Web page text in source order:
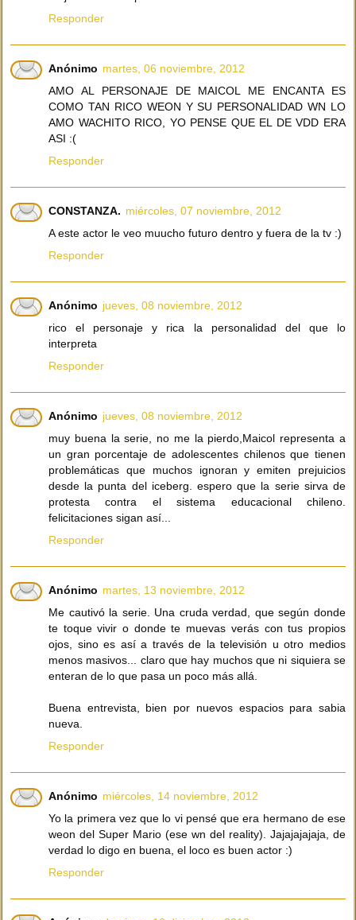
Responder
Anónimo martes, 06 noviembre, 2012
AMO AL PERSONAJE DE MAICOL ME ENCANTA ES
COMO TAN RICO WEON Y SU PERSONALIDAD WN LO
AMO WACHITO RICO, YO PENSE QUE EL DE VDD ERA
ASI :(
Responder
CONSTANZA. miércoles, 07 noviembre, 2012
A este actor le veo muucho futuro dentro y fuera de la tv :)
Responder
Anónimo jueves, 08 noviembre, 2012
rico el personaje y rica la personalidad del que lo
interpreta
Responder
Anónimo jueves, 08 noviembre, 2012
muy buena la serie, no me la pierdo,Maicol representa a
un gran porcentaje de adolescentes chilenos que tienen
problemáticas que muchos ignoran y emiten prejuicios
desde la punta del iceberg. espero que la serie sirva de
protesta contra el sistema educacional chileno.
felicitaciones sigan así...
Responder
Anónimo martes, 13 noviembre, 2012
Me cautivó la serie. Una cruda verdad, que según donde
te toque vivir o donde te muevas verás con tus propios
ojos, sino es así a través de la televisión u otro medios
menos masivos... claro que hay muchos que ni siquiera se
enteran de lo que pasa un poco más allá.
Buena entrevista, bien por nuevos espacios para sabia
nueva.
Responder
Anónimo miércoles, 14 noviembre, 2012
Yo la primera vez que lo vi pensé que era hermano de ese
weon del Super Mario (ese wn del reality). Jajajajajaja, de
verdad lo digo en buena, el loco es buen actor :)
Responder